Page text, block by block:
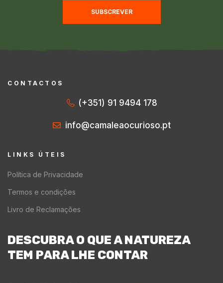
SUBSCREVER
DESCUBRA O QUE A NATUREZA
TEM PARA LHE CONTAR
CONTACTOS
(+351) 91 9494 178
info@camaleaocurioso.pt
LINKS ÚTEIS
Política de Privacidade
Termos e condições
Livro de Reclamações